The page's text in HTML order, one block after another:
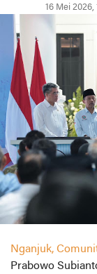
16 Mei 2026,
Nganjuk,
Prabowo